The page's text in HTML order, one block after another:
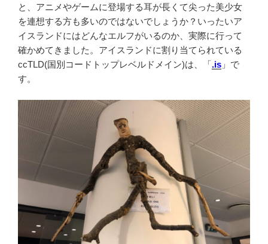
と、アニメやゲームに登場する耳が長くて尖った美少女
を連想する方も多いのではないでしょうか？いったいア
イスランドにはどんなエルフがいるのか、実際に行って
確かめてきました。アイスランドに割り当てられている
ccTLD(国別コードトップレベルドメイン)は、「.is 」で
す。